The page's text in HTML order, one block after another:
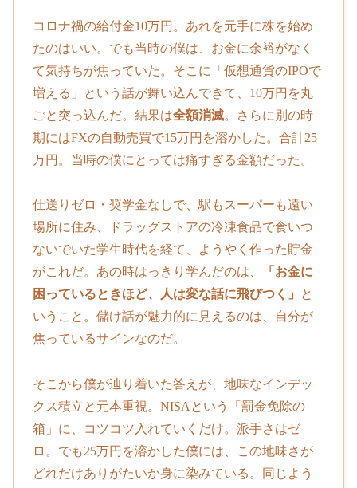
コロナ禍の給付金10万円。あれを元手に株を始め
たのはいい。でも当時の僕は、お金に余裕がなく
て気持ちが焦っていた。そこに「仮想通貨のIPOで
増える」という話が舞い込んできて、10万円を丸
ごと突っ込んだ。結果は全額消滅。さらに別の時
期にはFXの自動売買で15万円を溶かした。合計25
万円。当時の僕にとっては痛すぎる金額だった。
仕送りゼロ・奨学金なしで、駅もスーパーも遠い
場所に住み、ドラッグストアの冷凍食品で食いつ
ないでいた学生時代を経て、ようやく作った貯金
がこれだ。あの時はっきり学んだのは、
「お金に
困っているときほど、人は変な話に飛びつく」
と
いうこと。儲け話が魅力的に見えるのは、自分が
焦っているサインなのだ。
そこから僕が辿り着いた答えが、地味なインデッ
クス積立と元本重視。NISAという「罰金免除の
箱」に、コツコツ入れていくだけ。派手さはゼ
ロ。でも25万円を溶かした僕には、この地味さが
どれだけありがたいか身に染みている。同じよう